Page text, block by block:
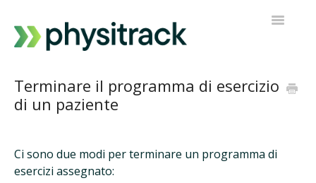
Terminare il programma di esercizio
di un paziente
Ci sono due modi per terminare un programma di
esercizi assegnato: